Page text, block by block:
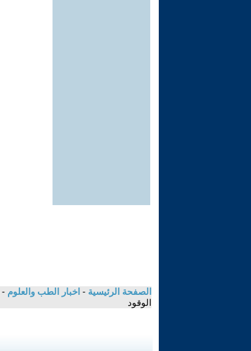
الصفحة الرئيسية - اخبار الطب والعلوم -
الوقود